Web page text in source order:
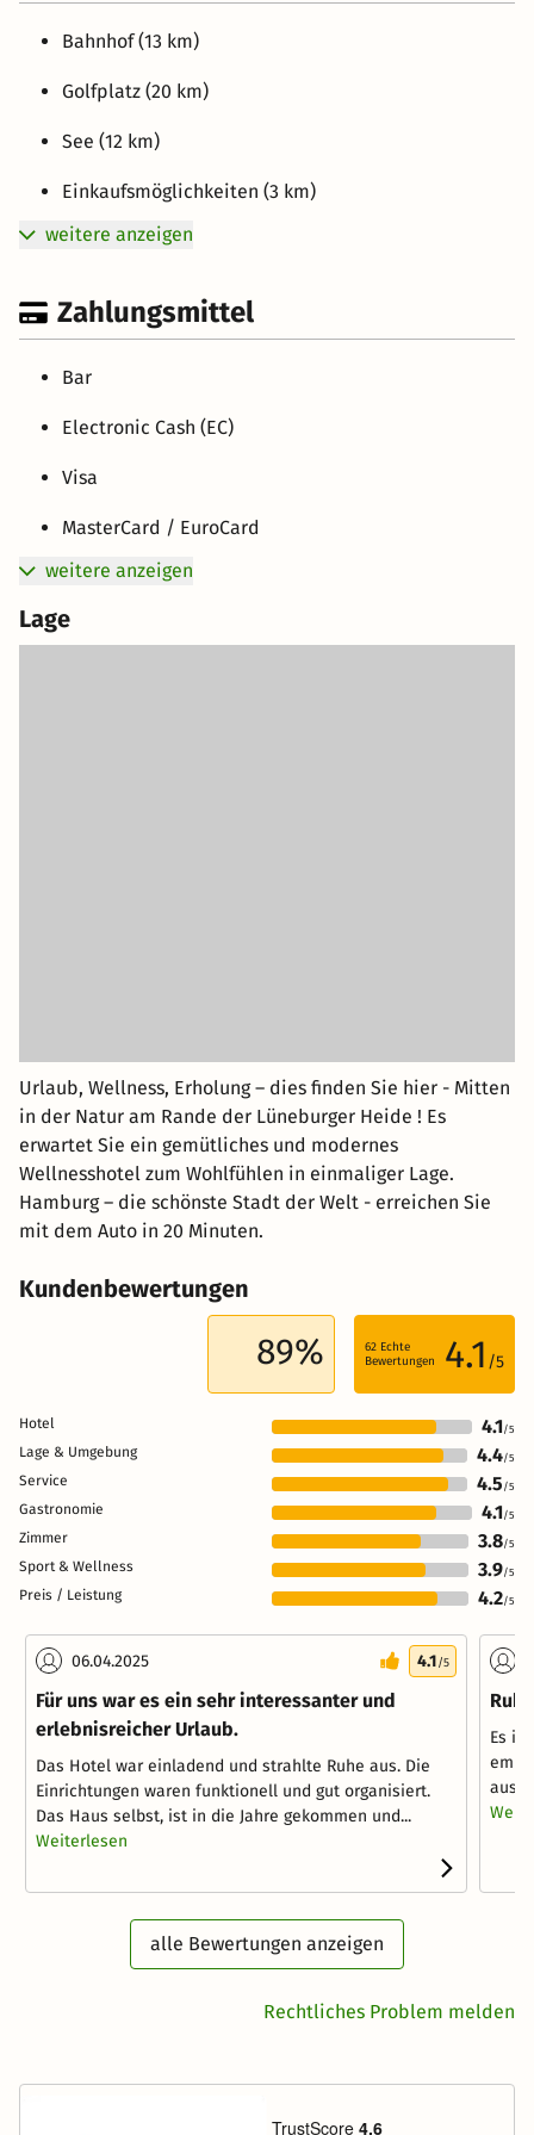
Bahnhof (13 km)
Golfplatz (20 km)
See (12 km)
Einkaufsmöglichkeiten (3 km)
weitere anzeigen
Zahlungsmittel
Bar
Electronic Cash (EC)
Visa
MasterCard / EuroCard
weitere anzeigen
Lage
Urlaub, Wellness, Erholung – dies finden Sie hier - Mitten
in der Natur am Rande der Lüneburger Heide ! Es
erwartet Sie ein gemütliches und modernes
Wellnesshotel zum Wohlfühlen in einmaliger Lage.
Hamburg – die schönste Stadt der Welt - erreichen Sie
mit dem Auto in 20 Minuten.
Kundenbewertungen
89% 62 Echte
Bewertungen
4.1 /5
Hotel 4.1/5
Lage & Umgebung 4.4/5
Service 4.5 /5
Gastronomie 4.1/5
Zimmer 3.8/5
Sport & Wellness 3.9/5
Preis / Leistung 4.2/5
06.04.2025 4.1/5
Für uns war es ein sehr interessanter und
erlebnisreicher Urlaub.
Das Hotel war einladend und strahlte Ruhe aus. Die
Einrichtungen waren funktionell und gut organisiert.
Das Haus selbst, ist in die Jahre gekommen und...
Weiterlesen
Es
alle Bewertungen anzeigen
Rechtliches Problem melden